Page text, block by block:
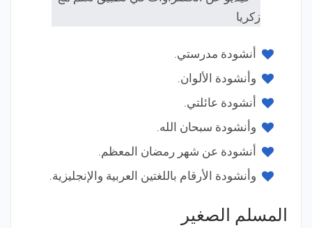
أنشودة مدرستي.
وأنشودة الألوان.
أنشودة عائلتي.
وأنشودة سبحان الله.
أنشودة عن شهر رمضان المعظم.
وأنشودة الأرقام باللغتين العربية والإنجليزية.
المسلم الصغير